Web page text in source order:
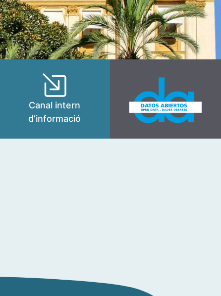
Canal intern
d’informació